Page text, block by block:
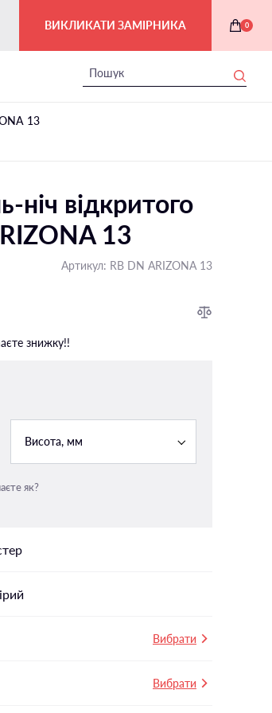
ВИКЛИКАТИ ЗАМІРНИКА 0
13
ніч відкритого
13
Артикул: RB DN ARIZONA 13
знижку!!
Висота, мм
як?
Вибрати
Вибрати